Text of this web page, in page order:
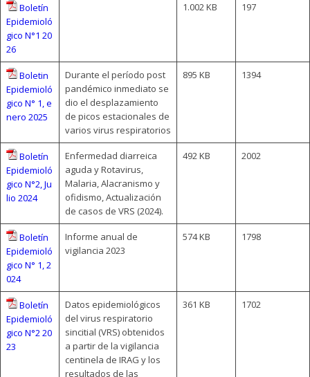
Boletín
Epidemioló
gico N°1 20
26
1.002 KB 197
Boletin
Epidemioló
gico N° 1, e
nero 2025
Durante el período post
pandémico inmediato se
dio el desplazamiento
de picos estacionales de
varios virus respiratorios
895 KB 1394
Boletín
Epidemioló
gico N°2, Ju
lio 2024
Enfermedad diarreica
aguda y Rotavirus,
Malaria, Alacranismo y
ofidismo, Actualización
de casos de VRS (2024).
492 KB 2002
Boletín
Epidemioló
gico N° 1, 2
024
Informe anual de
vigilancia 2023
574 KB 1798
Boletín
Epidemioló
gico N°2 20
23
Datos epidemiológicos
del virus respiratorio
sincitial (VRS) obtenidos
a partir de la vigilancia
centinela de IRAG y los
resultados de las
361 KB 1702